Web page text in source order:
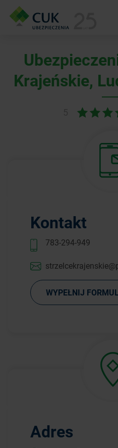
Krajeńskie,
Kontakt
783-294-949
WYPEŁNIJ
Adres